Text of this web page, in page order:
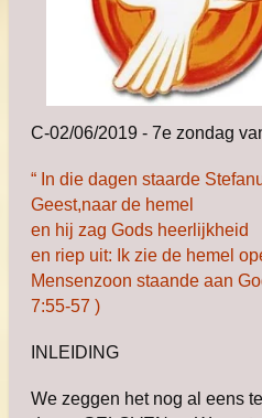
C-02/06/2019 - 7e zondag
“ In die dagen staarde
Geest,naar de hemel
en hij zag Gods heerlijkheid
en riep uit: Ik zie de hemel
Mensenzoon staande aan
7:55-57 )
INLEIDING
We zeggen het nog al eens